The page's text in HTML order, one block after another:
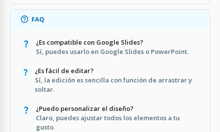
FAQ
¿Es compatible con Google Slides?
Sí, puedes usarlo en Google Slides o PowerPoint.
¿Es fácil de editar?
Sí, la edición es sencilla con función de arrastrar y
soltar.
¿Puedo personalizar el diseño?
Claro, puedes ajustar todos los elementos a tu
gusto.